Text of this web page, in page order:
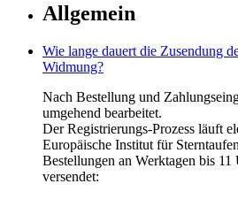
Allgemein
Wie lange dauert die Zusendung
Widmung?
Nach Bestellung und
umgehend bearbeitet.
Der Registrierungs-Prozess läuft
Europäische Institut für
Bestellungen an Werktagen bis
versendet: